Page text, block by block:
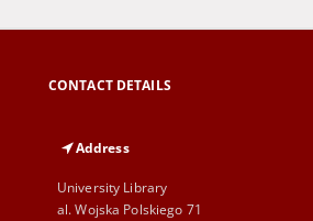
CONTACT DETAILS
Address
University Library
al. Wojska Polskiego 71